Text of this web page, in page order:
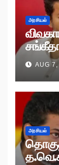
அரசியல்
AUG
அரசியல்